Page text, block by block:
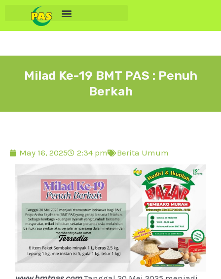
Milad Ke-19 BMT PAS : Penuh
Berkah
May 16, 2025 2:34 pm Berita Umum